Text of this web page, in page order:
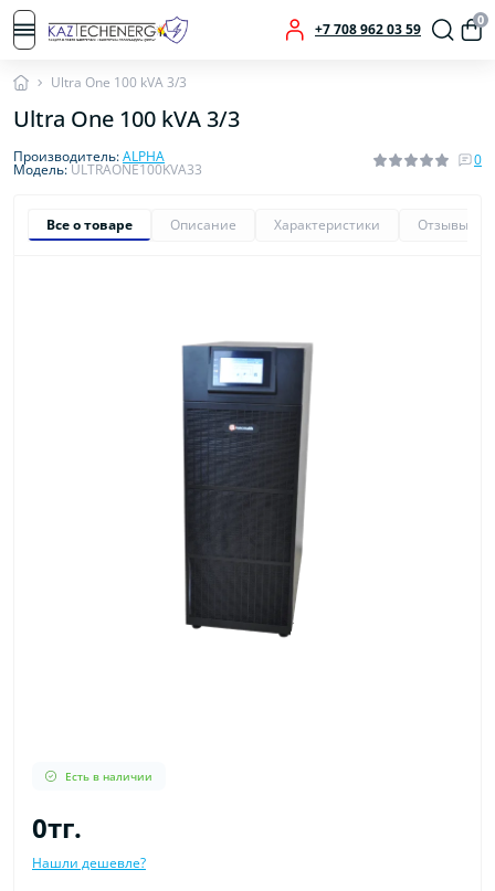
+7 708 962 03 59
0
Ultra One 100 kVA 3/3
Ultra One 100 kVA 3/3
Производитель:ALPHA
Модель:ULTRAONE100KVA33
0
Все о товаре Описание Характеристики Отзывы
Есть в наличии
0тг.
Нашли дешевле?